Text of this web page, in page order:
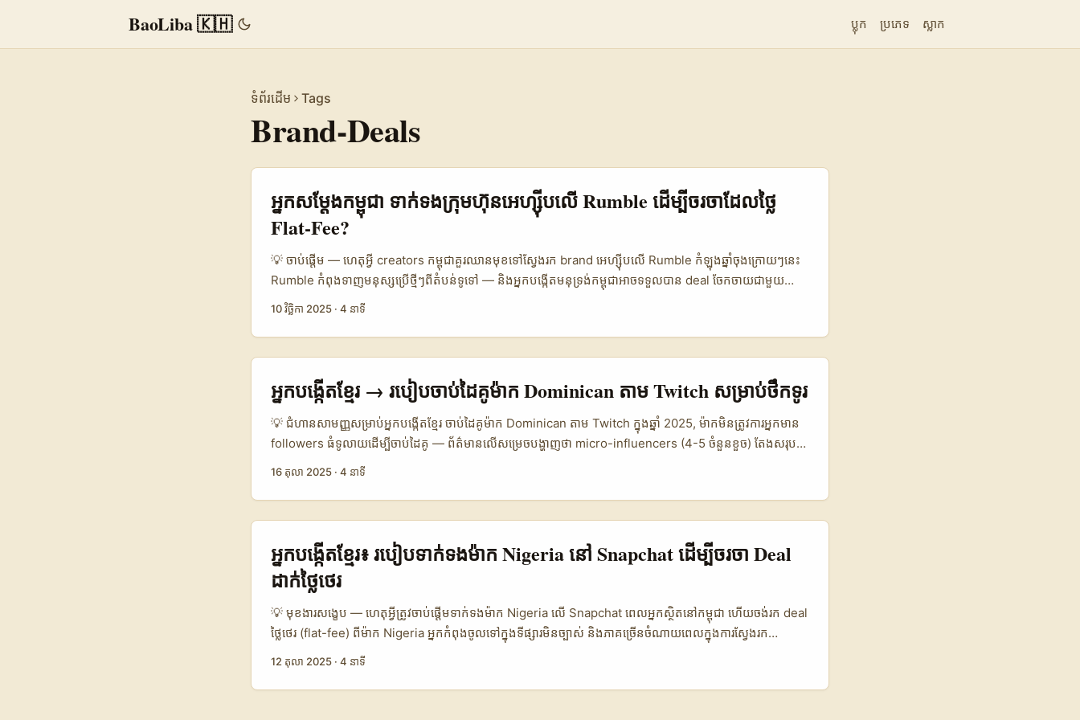
BaoLiba 🇰🇭 ប្លុក ប្រភេទ ស្លាក
ទំព័រដើម Tags
Brand-Deals
អ្នក​សម្ដែង​កម្ពុជា ទាក់ទង​ក្រុមហ៊ុន​អេហ្ស៊ីប​លើ Rumble ដើម្បី​ចរចា​ដែលថ្លៃ
Flat‑Fee?
💡 ចាប់ផ្តើម — ហេតុអ្វី creators កម្ពុជា​គួរឈាន​មុខ​ទៅ​ស្វែងរក brand អេហ្ស៊ីប​លើ Rumble កំឡុងឆ្នាំចុងក្រោយៗនេះ
Rumble កំពុងទាញ​មនុស្សប្រើថ្មីៗពីតំបន់ទូទៅ — និងអ្នកបង្កើតមនុទ្រង់កម្ពុជាអាចទទួលបាន deal ចែកចាយជាមួយ
brand អេហ្ស៊ីប ប្រសិនបើចាត់ទុកវិធីចាកចេញពីលក្ខណៈស្រុក។ មនុស្សស្វែងរក flat‑fee deals ព្រោះវា​ច្បាស់លាស់, គ្រប់
គ្រងសេវាកម្ម, និងសមស្របសម្រាប់ micro‑influencers ដែលចង់បង្កើនចំណូលបណ្តោះអាសន្ន។ បញ្ហាចម្បងដែល
creators ភាគច្រើនជួប — របាយការណ៍ pitch មិនសមស្រប, ខ្វែង context វប្បធម៌ និងកំហុសក្នុងការគណនតម្លៃ
(cheap global services ពិតជាស្អាតតែមាន hidden costs)។ ឧទាហរណ៍៖ ព្រោះខ្លឹមសារ មិនដំណើរការនៅទីផ្សារ
អេហ្ស៊ីប, campaign ទទួលបាន engagement ទាប ហើយសម្លឹងលុនលើទ្រព្យធន។ ដើម្បីជៀសវាងនេះ, អ្នកគួរយល់ពី
ភាពខុសគ្នារវាង local និង global services — ធម្មតា local freelancers មាន context ពិតប្រាកដ, និយាយភាសា,
និងដឹងពេលវេលាសម្រាប់អនុវត្តិជាក់លាក់ (យល់ដឹងពីពិធីជប់លៀង, ថ្ងៃបែលតិច, ចំណង់អាហារ) — ដូចដែល reference
content បានរៀបរាប់ពីករណី Saudi និង Nafae។ ទោះជាយ៉ាងណា Rumble ផ្ដល់ឧស្សាហ៍ភាព unique សម្រាប់
10 វិច្ឆិកា 2025 · 4 នាទី
អ្នកបង្កើតខ្មែរ → របៀបចាប់ដៃគូម៉ាក Dominican តាម Twitch សម្រាប់ថឹកទូរ
💡 ជំហានសាមញ្ញសម្រាប់អ្នកបង្កើតខ្មែរ ចាប់ដៃគូម៉ាក Dominican តាម Twitch ក្នុងឆ្នាំ 2025, ម៉ាកមិនត្រូវការអ្នកមាន
followers ធំទូលាយដើម្បីចាប់ដៃគូ — ព័ត៌មានលើសម្រេចបង្ហាញថា micro-influencers (4-5 ចំនួនខួច) តែងសរុប
ភាពខ្លាំងក្នុង authenticity និងថោកថ្លា។ អត្ថបទនេះចែកយុទ្ធសាស្ត្រជាក់ស្តែងសម្រាប់ស្ទ្រីមម៉ឺងនៅកម្ពុជាដើម្បីទាក់ទង និង
pitch កញ្ចប់ branded tutorials ទៅម៉ាកនៅ Dominican Republic តាម Twitch។ សេចក្តីបញ្ចូល៖ - មើលពី
intent — ម៉ាក Dominican ត្រូវការលទ្ធផលជាក់លាក់ (conversion, community growth, product
education) មិនមែន followers count ផ្ទាល់ទេ។ - យុទ្ធសាស្ត្រ Convertibility — ដាក់ចំណុចបង្ហាញ ROI លើ
Twitch (live demo attendance, clip shares, extension watch time) ដើម្បីទាក់ទាញ។ ...
16 តុលា 2025 · 4 នាទី
អ្នកបង្កើតខ្មែរ៖ របៀបទាក់ទងម៉ាក Nigeria នៅ Snapchat ដើម្បីចរចា Deal
ដាក់ថ្លៃថេរ
💡 មុខងារសង្ខេប — ហេតុអ្វីត្រូវចាប់ផ្តើមទាក់ទងម៉ាក Nigeria លើ Snapchat ពេលអ្នកស្ថិតនៅកម្ពុជា ហើយចង់រក deal
ថ្លៃថេរ (flat-fee) ពីម៉ាក Nigeria អ្នកកំពុងចូលទៅក្នុងទីផ្សារមិនច្បាស់ និងភាគច្រើនចំណាយពេលក្នុងការស្វែងរក
contact និងការពិភាក្សា។ សំណើនេះជារឿងស៊ីជម្រៅ — Nigeria មាន market digital ដែលកំពុងរីកចម្រើន, users
ច្រើនប្រើស្មាតហ្វូន និងមាន appetite សម្រាប់ content ដែល local និង continental-savvy។ បើចង់ជោគជ័យ អ្នក
ត្រូវចេះ target ទំនាក់ទំនងត្រឹមត្រូវ, បង្ហាញ creative value, ហើយផ្តល់កញ្ចប់ថ្លៃថេរ ដែលឆ្លើយតប ROI នៃម៉ាក។ យើង
12 តុលា 2025 · 4 នាទី